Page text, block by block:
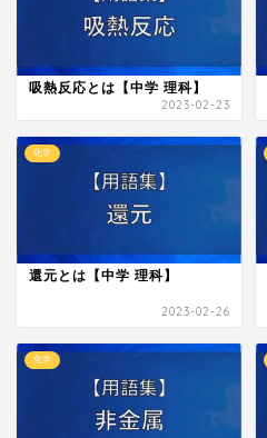
吸熱反応とは【中学 理科】
2023-02-23
化学
還元とは【中学 理科】
2023-02-26
化学